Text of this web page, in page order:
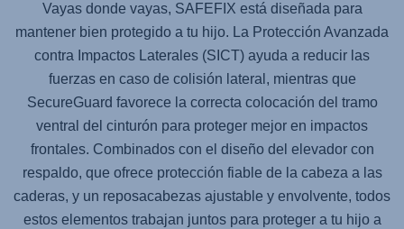
Vayas donde vayas, SAFEFIX está diseñada para
mantener bien protegido a tu hijo. La Protección Avanzada
contra Impactos Laterales (SICT) ayuda a reducir las
fuerzas en caso de colisión lateral, mientras que
SecureGuard favorece la correcta colocación del tramo
ventral del cinturón para proteger mejor en impactos
frontales. Combinados con el diseño del elevador con
respaldo, que ofrece protección fiable de la cabeza a las
caderas, y un reposacabezas ajustable y envolvente, todos
estos elementos trabajan juntos para proteger a tu hijo a